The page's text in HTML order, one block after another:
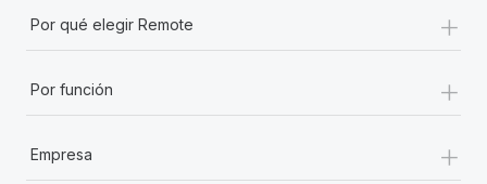
Por qué elegir Remote +
Por función +
Empresa +